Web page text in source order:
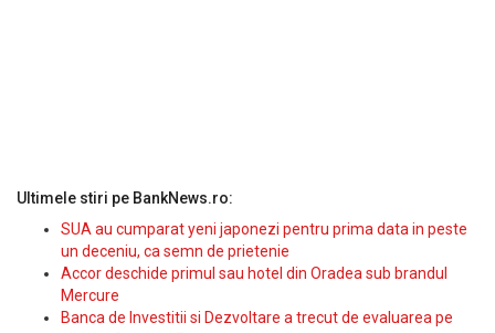
Ultimele stiri pe BankNews.ro:
SUA au cumparat yeni japonezi pentru prima data in peste
un deceniu, ca semn de prietenie
Accor deschide primul sau hotel din Oradea sub brandul
Mercure
Banca de Investitii si Dezvoltare a trecut de evaluarea pe